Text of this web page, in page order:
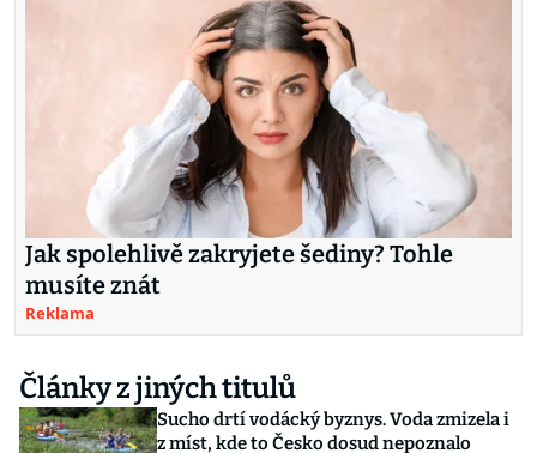
Jak spolehlivě zakryjete šediny? Tohle
musíte znát
Reklama
Články z jiných titulů
Sucho drtí vodácký byznys. Voda zmizela i
z míst, kde to Česko dosud nepoznalo